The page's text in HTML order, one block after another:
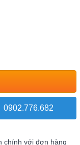
0902.776.682
chính với đơn hàng